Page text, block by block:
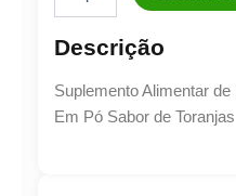
Gligose
quantidade
Descrição
Suplemento Alimentar
Em Pó Sabor de Toranjas